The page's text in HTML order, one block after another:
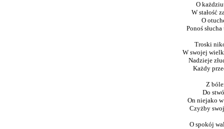
O
W stałość
O
Ponoś
Troski
W swojej
Nadzieje
Każdy
Z
Do
On niejako
Czyżby
O spokój